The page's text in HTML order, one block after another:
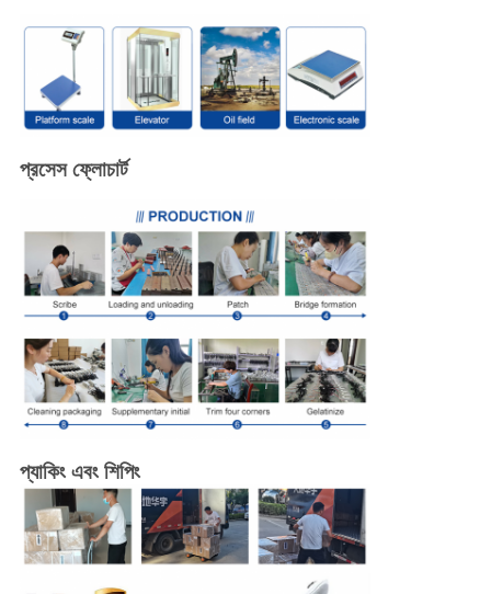
প্রসেস ফ্লোচার্ট
প্যাকিং এবং শিপিং